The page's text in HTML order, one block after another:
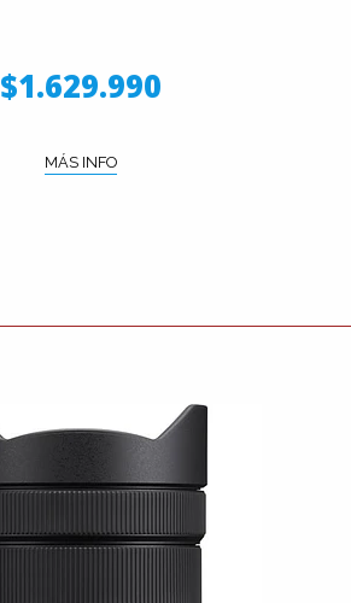
$1.629.990
MÁS INFO